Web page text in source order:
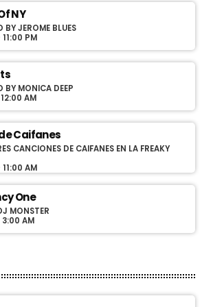
faucibus odio id varius. Suspendisse
NY
BY JEROME BLUES
PM
BY MONICA DEEP
AM
Caifanes
CANCIONES DE CAIFANES EN LA FREAKY
AM
One
MONSTER
AM